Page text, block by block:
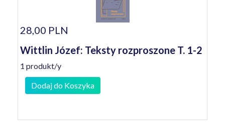
28,00 PLN
Wittlin Józef: Teksty rozproszone T. 1-2
1 produkt/y
Dodaj do Koszyka